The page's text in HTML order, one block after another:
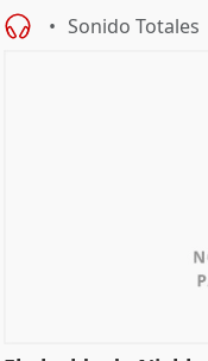
Sonido Totales